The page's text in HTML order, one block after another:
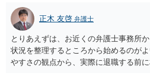
正木 友啓 弁護士
とりあえずは、お近くの弁護士事務所
状況を整理するところから始めるのが
やすさの観点から、実際に退職する前